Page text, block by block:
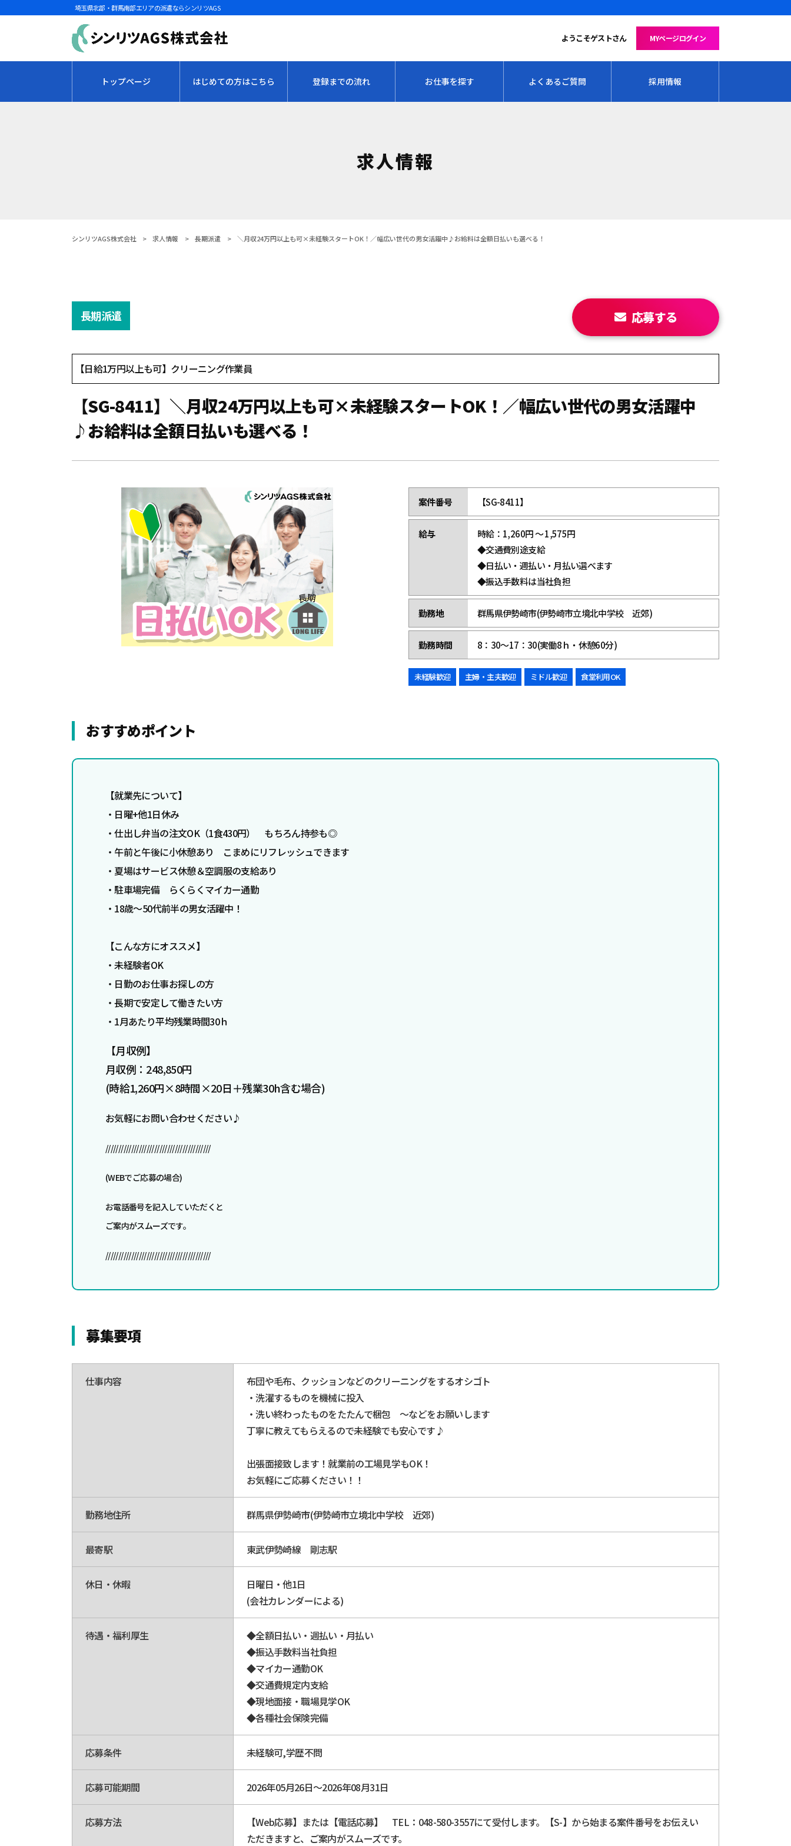
埼玉県北部・群馬南部エリアの派遣ならシンリツAGS
ようこそゲストさん MYページログイン
トップページ はじめての方はこちら 登録までの流れ お仕事を探す よくあるご質問 採用情報
求人情報
シンリツAGS株式会社 > 求人情報 > 長期派遣 > ＼月収24万円以上も可×未経験スタートOK！／幅広い世代の男女活躍中♪お給料は全額日払いも選べる！
【SG-8411】＼月収24万円以上も可×未経験スタートOK！／幅広い世代の男女活躍中
♪お給料は全額日払いも選べる！
【日給1万円以上も可】クリーニング作業員
長期派遣 応募する
案件番号 【SG-8411】
給与
時給：1,260円 ～ 1,575円
◆交通費別途支給
◆日払い・週払い・月払い選べます
◆振込手数料は当社負担
勤務地 群馬県伊勢崎市(伊勢崎市立境北中学校 近郊)
勤務時間 8：30～17：30(実働8ｈ・休憩60分)
未経験歓迎 主婦・主夫歓迎 ミドル歓迎 食堂利用OK
おすすめポイント
【就業先について】
・日曜+他1日休み
・仕出し弁当の注文OK（1食430円） もちろん持参も◎
・午前と午後に小休憩あり こまめにリフレッシュできます
・夏場はサービス休憩＆空調服の支給あり
・駐車場完備 らくらくマイカー通勤
・18歳～50代前半の男女活躍中！
【こんな方にオススメ】
・未経験者OK
・日勤のお仕事お探しの方
・長期で安定して働きたい方
・1月あたり平均残業時間30ｈ
【月収例】
月収例：248,850円
(時給1,260円×8時間×20日＋残業30h含む場合)
お気軽にお問い合わせください♪
/////////////////////////////////////////
(WEBでご応募の場合)
お電話番号を記入していただくと
ご案内がスムーズです。
/////////////////////////////////////////
募集要項
仕事内容
布団や毛布、クッションなどのクリーニングをするオシゴト
・洗濯するものを機械に投入
・洗い終わったものをたたんで梱包 ～などをお願いします
丁寧に教えてもらえるので未経験でも安心です♪
出張面接致します！就業前の工場見学もOK！
お気軽にご応募ください！！
勤務地住所 群馬県伊勢崎市(伊勢崎市立境北中学校 近郊)
最寄駅 東武伊勢崎線 剛志駅
休日・休暇
日曜日・他1日
(会社カレンダーによる)
待遇・福利厚生
◆全額日払い・週払い・月払い
◆振込手数料当社負担
◆マイカー通勤OK
◆交通費規定内支給
◆現地面接・職場見学OK
◆各種社会保険完備
応募条件 未経験可,学歴不問
応募可能期間 2026年05月26日～2026年08月31日
応募方法
【Web応募】または【電話応募】 TEL：048-580-3557にて受付します。【S-】から始まる案件番号をお伝えい
ただきますと、ご案内がスムーズです。